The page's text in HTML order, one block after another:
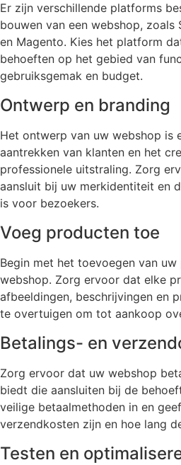
Er zijn verschillende platforms
bouwen van een webshop, zoals
en Magento. Kies het platform
behoeften op het gebied van
gebruiksgemak en budget.
Ontwerp en branding
Het ontwerp van uw webshop is
aantrekken van klanten en het
professionele uitstraling. Zorg
aansluit bij uw merkidentiteit en
is voor bezoekers.
Voeg producten toe
Begin met het toevoegen van
webshop. Zorg ervoor dat elke
afbeeldingen, beschrijvingen en
te overtuigen om tot aankoop
Betalings- en
Zorg ervoor dat uw webshop
biedt die aansluiten bij de
veilige betaalmethoden in en
verzendkosten zijn en hoe lang
Testen en